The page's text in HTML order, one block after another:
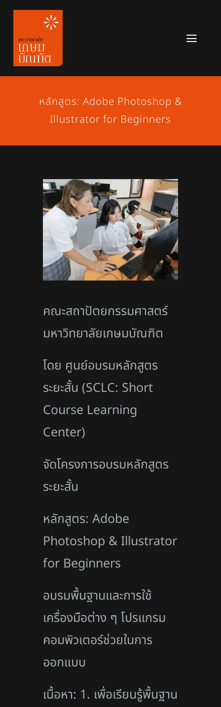
Skip
content
หลักสูตร
ข่าวสาร
เกี่ยวกับมหาวิทยาลัย
สมัครเรียน
หลักสูตร: Adobe Photoshop &
Illustrator for Beginners
คณะสถาปัตยกรรมศาสตร์
มหาวิทยาลัยเกษมบัณฑิต
โดย ศูนย์อบรมหลักสูตร
ระยะสั้น (SCLC: Short
Course Learning
Center)
จัดโครงการอบรมหลักสูตร
ระยะสั้น
หลักสูตร: Adobe
Photoshop & Illustrator
for Beginners
อบรมพื้นฐานและการใช้
เครื่องมือต่าง ๆ โปรแกรม
คอมพิวเตอร์ช่วยในการ
ออกแบบ
เนื้อหา: 1. เพื่อเรียนรู้พื้นฐาน